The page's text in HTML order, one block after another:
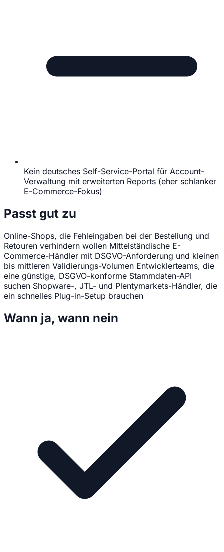
Kein deutsches Self-Service-Portal für Account-
Verwaltung mit erweiterten Reports (eher schlanker
E-Commerce-Fokus)
Passt gut zu
Online-Shops, die Fehleingaben bei der Bestellung und
Retouren verhindern wollen Mittelständische E-
Commerce-Händler mit DSGVO-Anforderung und kleinen
bis mittleren Validierungs-Volumen Entwicklerteams, die
eine günstige, DSGVO-konforme Stammdaten-API
suchen Shopware-, JTL- und Plentymarkets-Händler, die
ein schnelles Plug-in-Setup brauchen
Wann ja, wann nein